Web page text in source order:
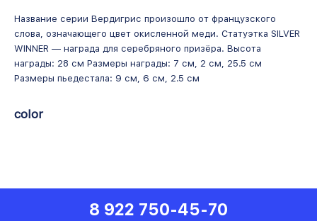
Название серии Вердигрис произошло от французского
слова, означающего цвет окисленной меди. Статуэтка SILVER
WINNER — награда для серебряного призёра. Высота
награды: 28 см Размеры награды: 7 см, 2 см, 25.5 см
Размеры пьедестала: 9 см, 6 см, 2.5 см
color
8 922 750-45-70